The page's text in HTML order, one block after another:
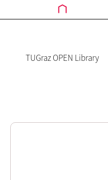
TUGraz OPEN Library